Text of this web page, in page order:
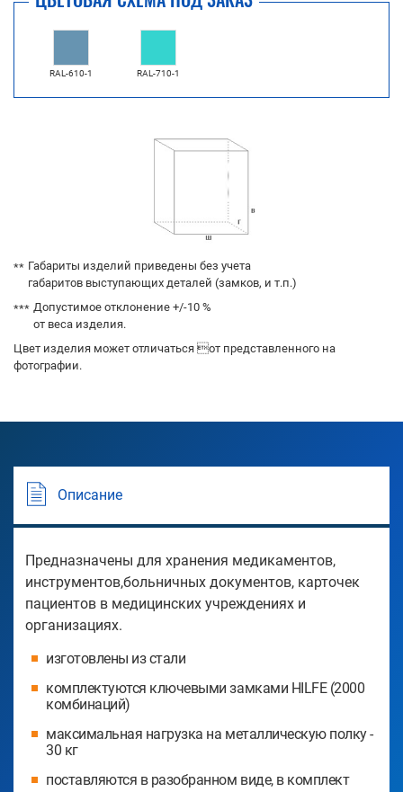
RAL-610-1 RAL-710-1
Габариты изделий приведены без учета
габаритов выступающих деталей (замков, и т.п.)
Допустимое отклонение +/-10 %
от веса изделия.
Цвет изделия может отличаться от представленного на
фотографии.
Описание
Предназначены для хранения медикаментов,
инструментов,больничных документов, карточек
пациентов в медицинских учреждениях и
организациях.
изготовлены из стали
комплектуются ключевыми замками HILFE (2000
комбинаций)
максимальная нагрузка на металлическую полку -
30 кг
поставляются в разобранном виде, в комплект